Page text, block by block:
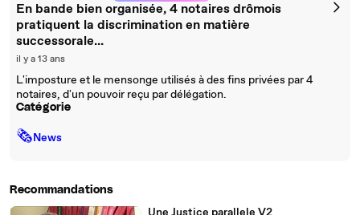
En bande bien organisée, 4 notaires drômois
pratiquent la discrimination en matière
successorale...
il y a 13 ans
L'imposture et le mensonge utilisés à des fins privées par 4
notaires, d'un pouvoir reçu par délégation.
Catégorie
🗞News
Recommandations